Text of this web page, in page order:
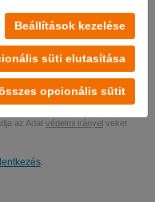
Beállítások kezelése
süti elutasítása
opcionális sütit
próbaverziót
az Adat védelmi irányel veket
.